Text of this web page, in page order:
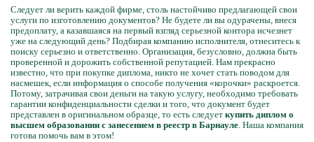
Следует ли верить каждой фирме, столь настойчиво предлагающей свои
услуги по изготовлению документов? Не будете ли вы одурачены, внеся
предоплату, а казавшаяся на первый взгляд серьезной контора исчезнет
уже на следующий день? Подбирая компанию исполнителя, отнеситесь к
поиску серьезно и ответственно. Организация, безусловно, должна быть
проверенной и дорожить собственной репутацией. Нам прекрасно
известно, что при покупке диплома, никто не хочет стать поводом для
насмешек, если информация о способе получения «корочки» раскроется.
Потому, затрачивая свои деньги на такую услугу, необходимо требовать
гарантии конфиденциальности сделки и того, что документ будет
представлен в оригинальном образце, то есть следует купить диплом о
высшем образовании с занесением в реестр в Барнауле. Наша компания
готова помочь вам в этом!